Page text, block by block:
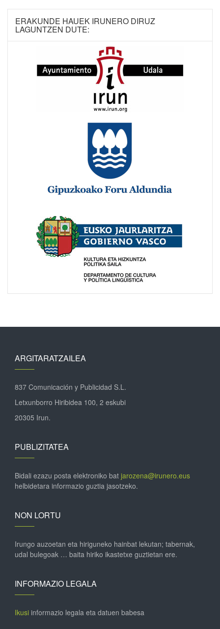
ERAKUNDE HAUEK IRUNERO DIRUZ
LAGUNTZEN DUTE:
ARGITARATZAILEA
837 Comunicación y Publicidad S.L.
Letxunborro Hiribidea 100, 2 eskubi
20305 Irun.
PUBLIZITATEA
Bidali ezazu posta elektroniko bat jarozena@irunero.eus
helbidetara informazio guztia jasotzeko.
NON LORTU
Irungo auzoetan eta hiriguneko hainbat lekutan; tabernak,
udal bulegoak … baita hiriko ikastetxe guztietan ere.
INFORMAZIO LEGALA
Ikusi informazio legala eta datuen babesa